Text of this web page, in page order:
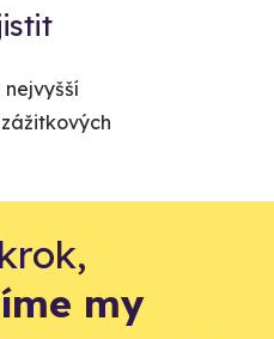
my